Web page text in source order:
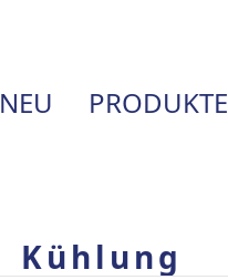
NEU PRODUKTE
Kühlung